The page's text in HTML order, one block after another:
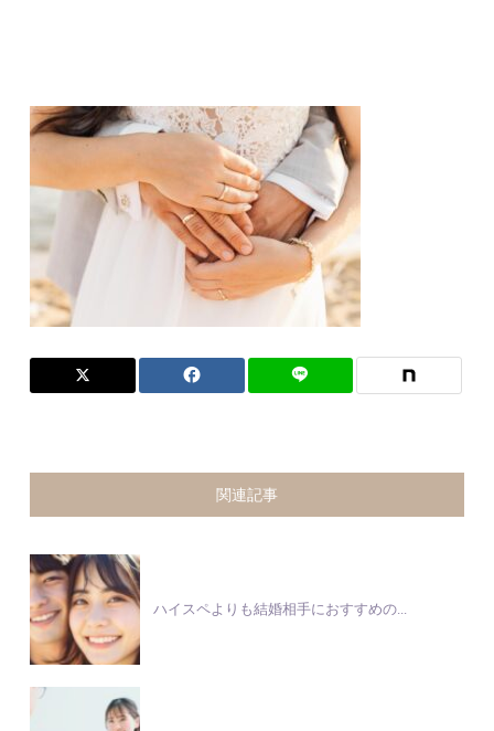
関連記事
ハイスペよりも結婚相手におすすめの...